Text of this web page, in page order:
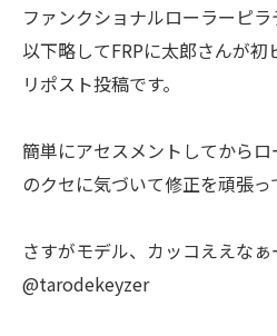
ファンクショナルローラーピラ
以下略してFRPに太郎さんが初
リポスト投稿です。
簡単にアセスメントしてから
のクセに気づいて修正を頑張っ
さすがモデル、カッコええなぁ
@tarodekeyzer